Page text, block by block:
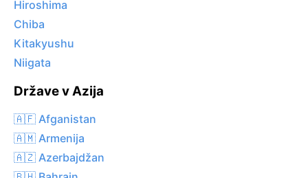
Hiroshima
Chiba
Kitakyushu
Niigata
Države v Azija
🇦🇫 Afganistan
🇦🇲 Armenija
🇦🇿 Azerbajdžan